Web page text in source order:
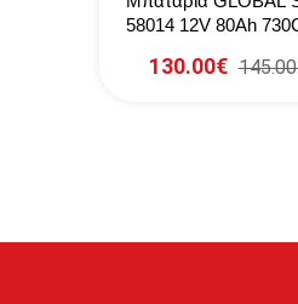
58014 12V 80Ah
130.00€